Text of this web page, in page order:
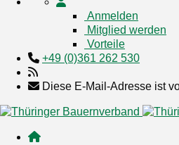
Anmelden
Mitglied werden
Vorteile
+49 (0)361 262 530
Diese E-Mail-Adresse ist